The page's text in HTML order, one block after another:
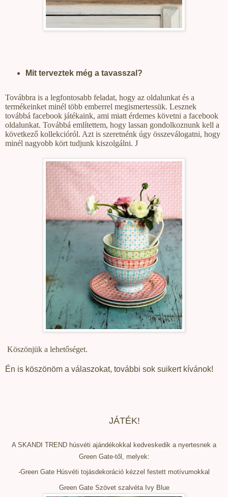
Mit terveztek még a tavasszal?
Továbbra is a legfontosabb feladat, hogy az oldalunkat és a
termékeinket minél több emberrel megismertessük. Lesznek
továbbá facebook játékaink, ami miatt érdemes követni a facebook
oldalunkat. Továbbá említettem, hogy lassan gondolkoznunk kell a
következő kollekcióról. Azt is szeretnénk úgy összeválogatni, hogy
minél nagyobb kört tudjunk kiszolgálni. J
Köszönjük a lehetőséget.
Én is köszönöm a válaszokat, további sok suikert kívánok!
JÁTÉK!
A SKANDI TREND húsvéti ajándékokkal kedveskedik a nyertesnek a
Green Gate-től, melyek:
-Green Gate Húsvéti tojásdekoráció kézzel festett motívumokkal
Green Gate Szövet szalvéta Ivy Blue